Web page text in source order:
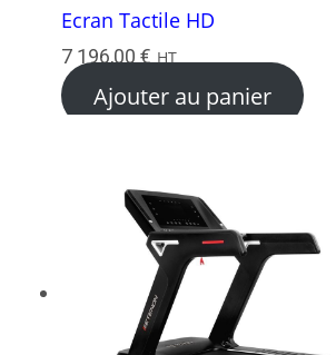
Ecran Tactile HD
7 196,00 € HT
Ajouter au panier